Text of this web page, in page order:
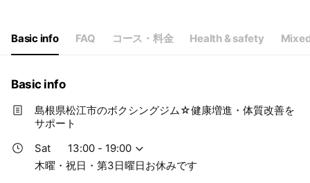
13:00 - 19:00
木曜・祝日・第3日曜日お休みです
Basic info FAQ コース・料金 Health & safety
Basic info
島根県松江市のボクシングジム☆健康増進・体質改善を
サポート
Sat
13:00 - 19:00
木曜・祝日・第3日曜日お休みです